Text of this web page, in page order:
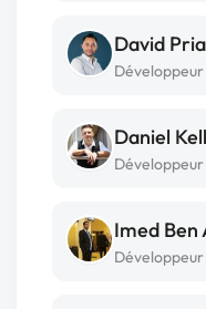
David
Daniel
Imed Ben